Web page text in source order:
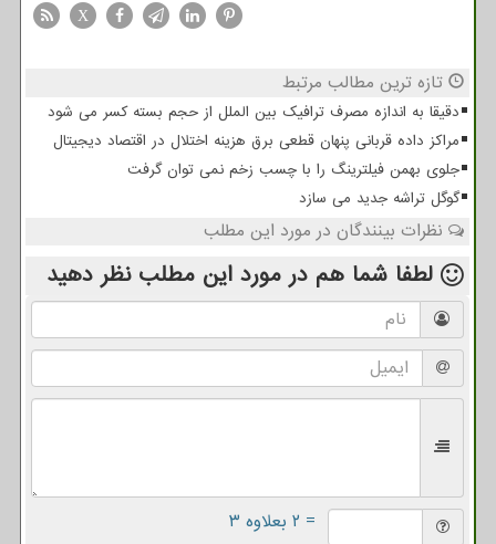
X
تازه ترین مطالب مرتبط
دقیقا به اندازه مصرف ترافیک بین الملل از حجم بسته کسر می شود
مراکز داده قربانی پنهان قطعی برق هزینه اختلال در اقتصاد دیجیتال
جلوی بهمن فیلترینگ را با چسب زخم نمی توان گرفت
گوگل تراشه جدید می سازد
نظرات بینندگان در مورد این مطلب
لطفا شما هم در مورد این مطلب نظر دهید
= ۲ بعلاوه ۳